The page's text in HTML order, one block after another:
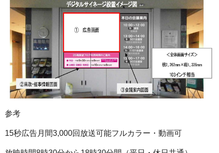
参考
15秒広告月間3,000回放送可能フルカラー・動画可